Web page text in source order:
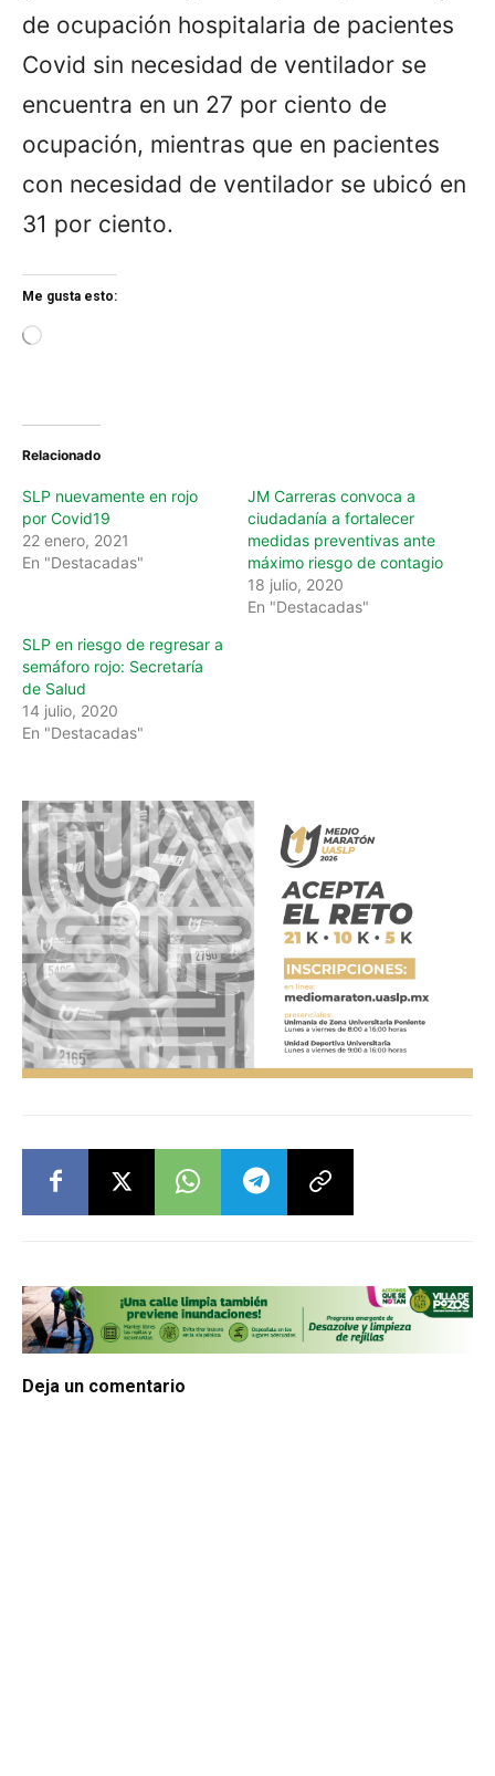
de ocupación hospitalaria de pacientes
Covid sin necesidad de ventilador se
encuentra en un 27 por ciento de
ocupación, mientras que en pacientes
con necesidad de ventilador se ubicó en
31 por ciento.
Me gusta esto:
g
Relacionado
SLP nuevamente en rojo
por Covid19
22 enero, 2021
En "Destacadas"
JM Carreras convoca a
ciudadanía a fortalecer
medidas preventivas ante
máximo riesgo de contagio
18 julio, 2020
En "Destacadas"
SLP en riesgo de regresar a
semáforo rojo: Secretaría
de Salud
14 julio, 2020
En "Destacadas"
Deja un comentario